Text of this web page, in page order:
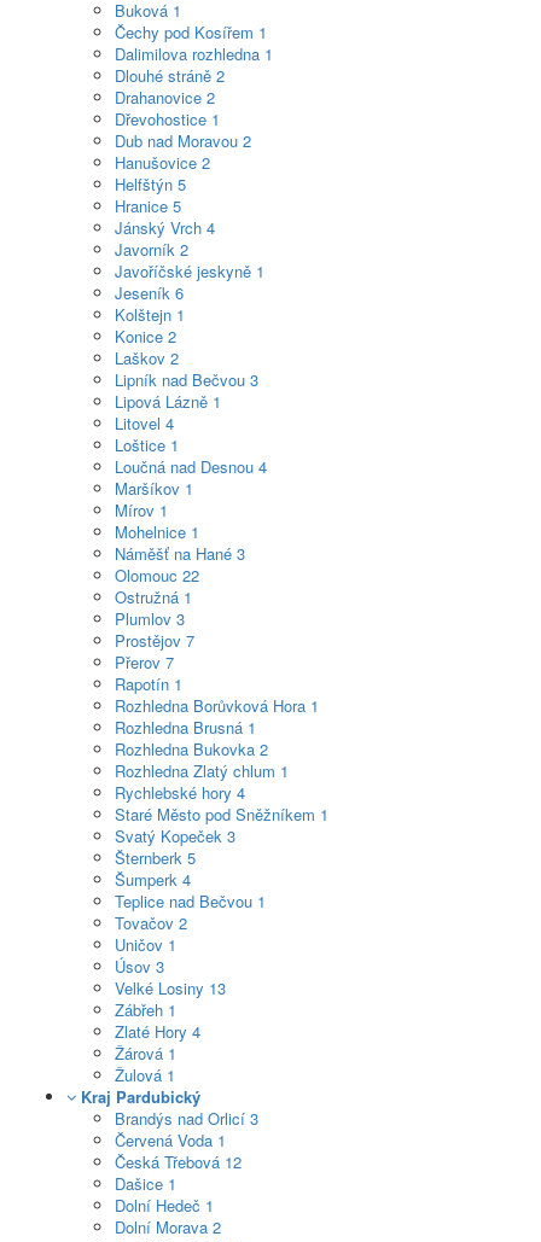
Buková 1
Čechy pod Kosířem 1
Dalimilova rozhledna 1
Dlouhé stráně 2
Drahanovice 2
Dřevohostice 1
Dub nad Moravou 2
Hanušovice 2
Helfštýn 5
Hranice 5
Jánský Vrch 4
Javorník 2
Javoříčské jeskyně 1
Jeseník 6
Kolštejn 1
Konice 2
Laškov 2
Lipník nad Bečvou 3
Lipová Lázně 1
Litovel 4
Loštice 1
Loučná nad Desnou 4
Maršíkov 1
Mírov 1
Mohelnice 1
Náměšť na Hané 3
Olomouc 22
Ostružná 1
Plumlov 3
Prostějov 7
Přerov 7
Rapotín 1
Rozhledna Borůvková Hora 1
Rozhledna Brusná 1
Rozhledna Bukovka 2
Rozhledna Zlatý chlum 1
Rychlebské hory 4
Staré Město pod Sněžníkem 1
Svatý Kopeček 3
Šternberk 5
Šumperk 4
Teplice nad Bečvou 1
Tovačov 2
Uničov 1
Úsov 3
Velké Losiny 13
Zábřeh 1
Zlaté Hory 4
Žárová 1
Žulová 1
Kraj Pardubický
Brandýs nad Orlicí 3
Červená Voda 1
Česká Třebová 12
Dašice 1
Dolní Hedeč 1
Dolní Morava 2